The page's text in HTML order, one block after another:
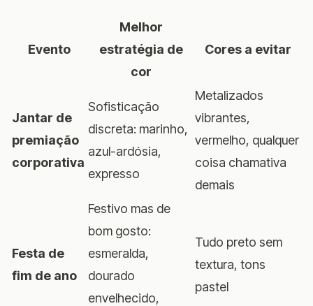
Evento
Melhor
estratégia de
cor
Cores a evitar
Jantar de
premiação
corporativa
Sofisticação
discreta: marinho,
azul-ardósia,
expresso
Metalizados
vibrantes,
vermelho, qualquer
coisa chamativa
demais
Festa de
fim de ano
Festivo mas de
bom gosto:
esmeralda,
dourado
envelhecido,
Tudo preto sem
textura, tons
pastel